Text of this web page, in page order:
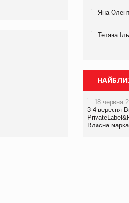
Брагина Людмила
Просування
правила.
Яна
Тетяна
18 червня
3-4 вересня
Власна